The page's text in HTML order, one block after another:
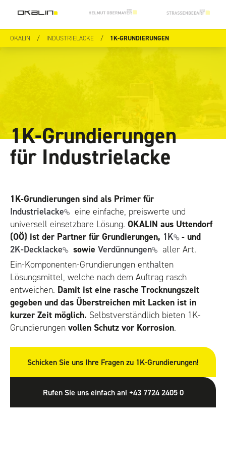
OKALIN / INDUSTRIELACKE / 1K-GRUNDIERUNGEN
1K-Grundier­ungen
für Industrielacke
1K-Grundierungen sind als Primer für
Industrielacke
eine einfache, preiswerte und
universell einsetzbare Lösung. OKALIN aus Uttendorf
(OÖ) ist der Partner für Grundierungen, 1K
- und
2K-Decklacke
sowie Verdünnungen
aller Art.
Ein-Komponenten-Grundierungen enthalten
Lösungsmittel, welche nach dem Auftrag rasch
entweichen. Damit ist eine rasche Trocknungszeit
gegeben und das Überstreichen mit Lacken ist in
kurzer Zeit möglich. Selbstverständlich bieten 1K-
Grundierungen vollen Schutz vor Korrosion.
Schicken Sie uns Ihre Fragen zu 1K-Grundierungen!
Rufen Sie uns einfach an! +43 7724 2405 0